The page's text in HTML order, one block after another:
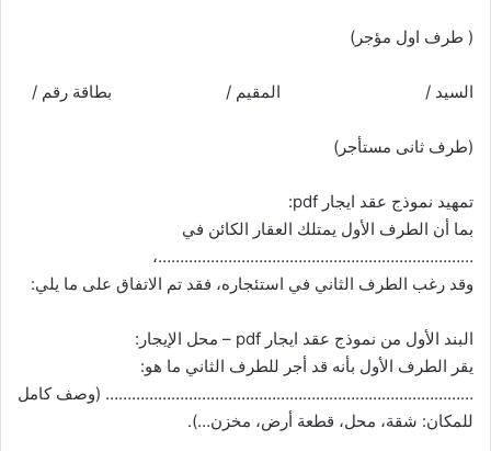
( طرف اول مؤجر)
السيد / المقيم / بطاقة رقم /
(طرف ثانى مستأجر)
تمهيد نموذج عقد ايجار pdf:
بما أن الطرف الأول يمتلك العقار الكائن في
………………………………………………………………،
وقد رغب الطرف الثاني في استئجاره، فقد تم الاتفاق على ما يلي:
البند الأول من نموذج عقد ايجار pdf – محل الإيجار:
يقر الطرف الأول بأنه قد أجر للطرف الثاني ما هو:
………………………………………………………………………… (وصف كامل
للمكان: شقة، محل، قطعة أرض، مخزن…).